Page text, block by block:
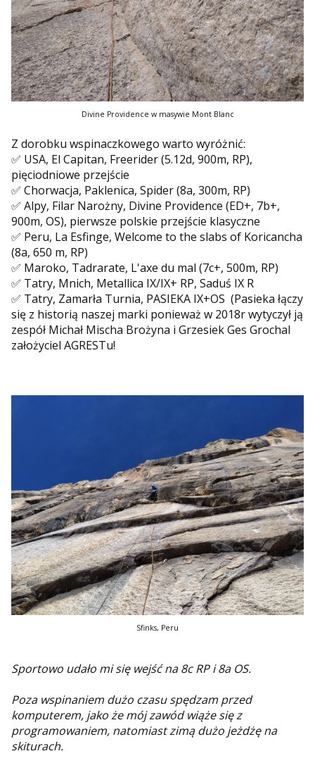
Divine Providence w masywie Mont Blanc
Z dorobku wspinaczkowego warto wyróżnić:
✅ USA, El Capitan, Freerider (5.12d, 900m, RP),
pięciodniowe przejście
✅ Chorwacja, Paklenica, Spider (8a, 300m, RP)
✅ Alpy, Filar Narożny, Divine Providence (ED+, 7b+,
900m, OS), pierwsze polskie przejście klasyczne
✅ Peru, La Esfinge, Welcome to the slabs of Koricancha
(8a, 650 m, RP)
✅ Maroko, Tadrarate, L'axe du mal (7c+, 500m, RP)
✅ Tatry, Mnich, Metallica IX/IX+ RP, Saduś IX R
✅ Tatry, Zamarła Turnia, PASIEKA IX+OS (Pasieka łączy
się z historią naszej marki ponieważ w 2018r wytyczył ją
zespół Michał Mischa Brożyna i Grzesiek Ges Grochal
założyciel AGRESTu!
Sfinks, Peru
Sportowo udało mi się wejść na 8c RP i 8a OS.
Poza wspinaniem dużo czasu spędzam przed
komputerem, jako że mój zawód wiąże się z
programowaniem, natomiast zimą dużo jeżdżę na
skiturach.